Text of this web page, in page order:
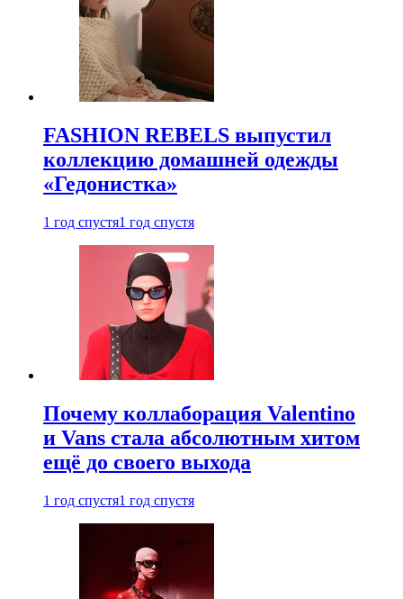
FASHION REBELS выпустил
коллекцию домашней одежды
«Гедонистка»
1 год спустя1 год спустя
Почему коллаборация Valentino
и Vans стала абсолютным хитом
ещё до своего выхода
1 год спустя1 год спустя